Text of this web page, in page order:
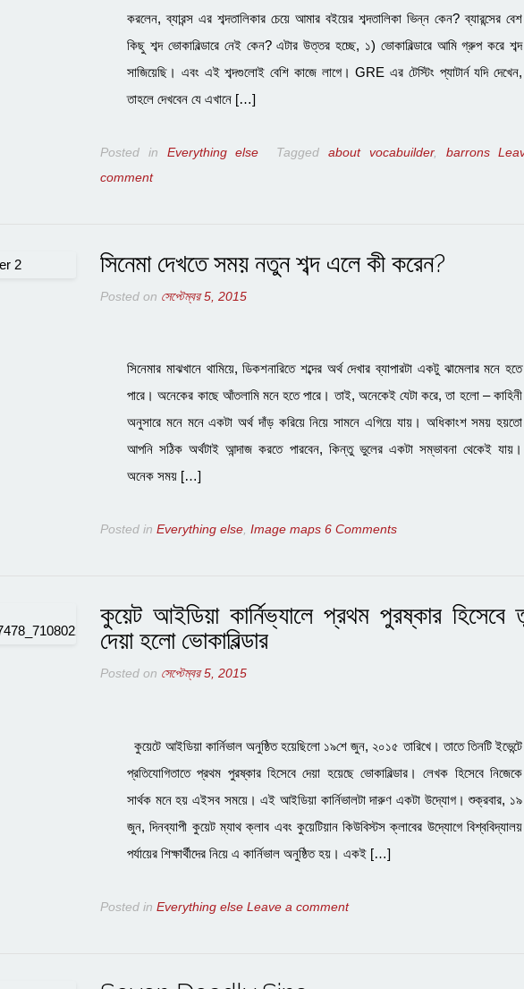
করলেন, ব্যারন্স এর শব্দতালিকার চেয়ে আমার বইয়ের শব্দতালিকা ভিন্ন কেন? ব্যারন্সের বেশ
কিছু শব্দ ভোকাবিল্ডারে নেই কেন? এটার উত্তর হচ্ছে, ১) ভোকাবিল্ডারে আমি গ্রুপ করে শব্দ
সাজিয়েছি। এবং এই শব্দগুলোই বেশি কাজে লাগে। GRE এর টেস্টিং প্যাটার্ন যদি দেখেন,
তাহলে দেখবেন যে এখানে […]
Posted in Everything else Taggedabout vocabuilder, barrons
comment
সিনেমা দেখতে সময় নতুন শব্দ এলে কী করেন?
Posted on সেপ্টেম্বর 5, 2015
সিনেমার মাঝখানে থামিয়ে, ডিকশনারিতে শব্দের অর্থ দেখার ব্যাপারটা একটু ঝামেলার মনে হতে
পারে। অনেকের কাছে আঁতলামি মনে হতে পারে। তাই, অনেকেই যেটা করে, তা হলো – কাহিনী
অনুসারে মনে মনে একটা অর্থ দাঁড় করিয়ে নিয়ে সামনে এগিয়ে যায়। অধিকাংশ সময় হয়তো
আপনি সঠিক অর্থটাই আন্দাজ করতে পারবেন, কিন্তু ভুলের একটা সম্ভাবনা থেকেই যায়।
অনেক সময় […]
Posted inEverything else,Image maps 6 Comments
কুয়েট আইডিয়া কার্নিভ্যালে প্রথম পুরষ্কার হিসেবে
দেয়া হলো ভোকাবিল্ডার
Posted on সেপ্টেম্বর 5, 2015
কুয়েটে আইডিয়া কার্নিভাল অনুষ্ঠিত হয়েছিলো ১৯শে জুন, ২০১৫ তারিখে। তাতে তিনটি ইভেন্টে
প্রতিযোগিতাতে প্রথম পুরষ্কার হিসেবে দেয়া হয়েছে ভোকাবিল্ডার। লেখক হিসেবে নিজেকে
সার্থক মনে হয় এইসব সময়ে। এই আইডিয়া কার্নিভালটা দারুণ একটা উদ্যোগ। শুক্রবার, ১৯
জুন, দিনব্যাপী কুয়েট ম্যাথ ক্লাব এবং কুয়েটিয়ান কিউবিস্টস ক্লাবের উদ্যোগে বিশ্ববিদ্যালয়
পর্যায়ের শিক্ষার্থীদের নিয়ে এ কার্নিভাল অনুষ্ঠিত হয়। একই […]
Posted inEverything else Leave a comment